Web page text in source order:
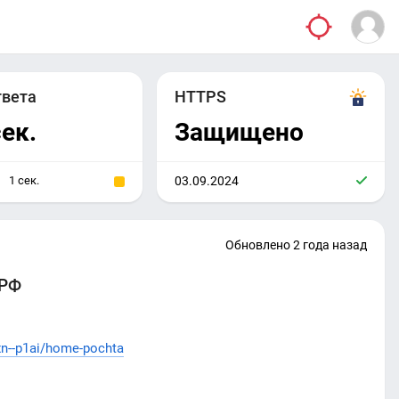
1 сек.
HTTPS
Защищено
03.09.2024
Обновлено 2 года назад
p1ai/home-pochta